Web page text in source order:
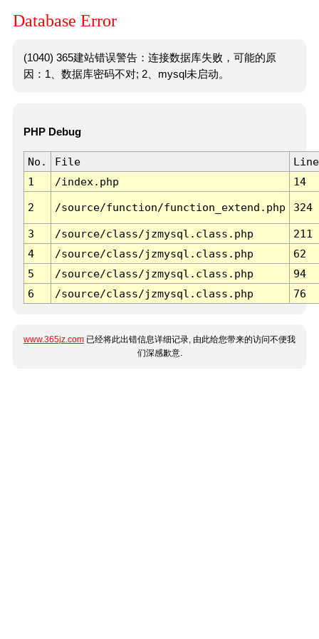
Database Error
(1040) 365建站错误警告：连接数据库失败，可能的原
因：1、数据库密码不对; 2、mysql未启动。
PHP Debug
No. File
Line
1
/index.php 14
2 /source/function/function_extend.php 324
3 /source/class/jzmysql.class.php
211
4
/source/class/jzmysql.class.php
62
5
/source/class/jzmysql.class.php
94
6
/source/class/jzmysql.class.php 76
www.365jz.com 已经将此出错信息详细记录, 由此给您带来的访问不便我
们深感歉意.